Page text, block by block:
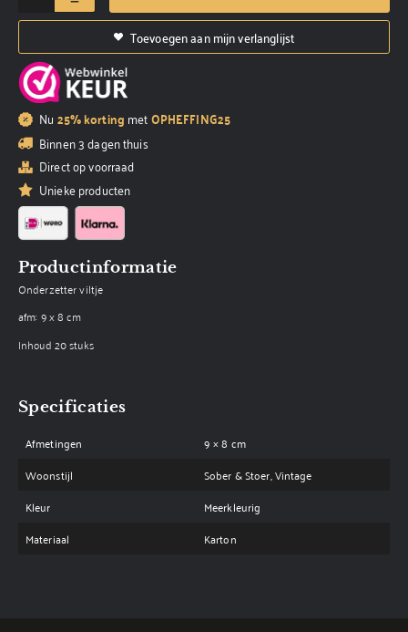
Toevoegen aan mijn verlanglijst
Nu 25% korting metOPHEFFING25
Binnen 3 dagen thuis
Direct op voorraad
Unieke producten
Productinformatie
Onderzetter viltje
afm: 9 x 8 cm
Inhoud 20 stuks
Specificaties
Afmetingen
9 × 8 cm
Woonstijl
Sober & Stoer, Vintage
Kleur
Meerkleurig
Materiaal
Karton